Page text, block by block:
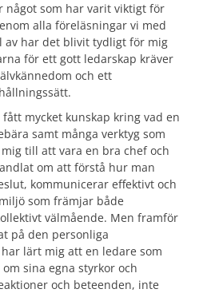
något som har varit viktigt för
alla föreläsningar vi med
av har det blivit tydligt för mig
för ett gott ledarskap kräver
och ett
mycket kunskap kring vad en
samt många verktyg som
till att vara en bra chef och
om att förstå hur man
kommunicerar effektivt och
som främjar både
välmående. Men framför
på den personliga
har lärt mig att en ledare som
sina egna styrkor och
och beteenden, inte